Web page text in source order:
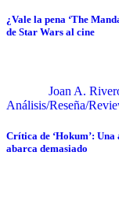
¿Vale la pena ‘The
de Star Wars al cine
Joan A.
Análisis/Reseña/
Crítica de ‘Hokum’:
abarca demasiado